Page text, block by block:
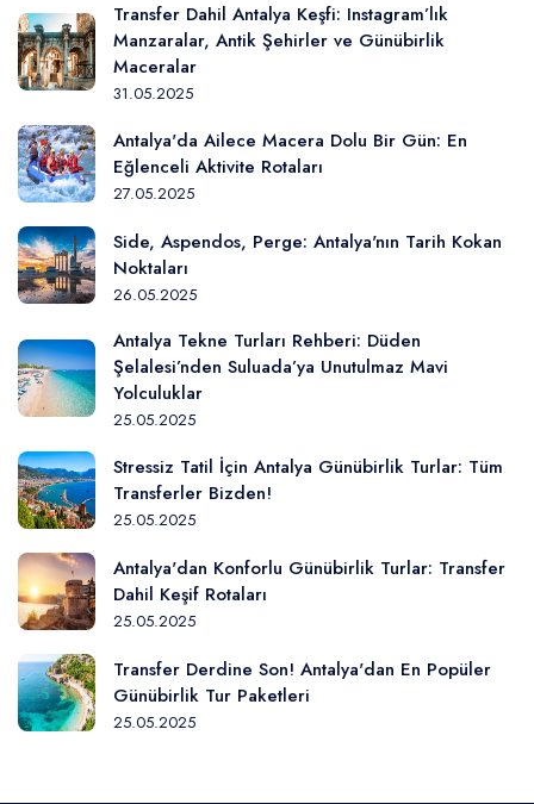
Transfer Dahil Antalya Keşfi: Instagram’lık
Manzaralar, Antik Şehirler ve Günübirlik
Maceralar
31.05.2025
Antalya'da Ailece Macera Dolu Bir Gün: En
Eğlenceli Aktivite Rotaları
27.05.2025
Side, Aspendos, Perge: Antalya'nın Tarih Kokan
Noktaları
26.05.2025
Antalya Tekne Turları Rehberi: Düden
Şelalesi’nden Suluada’ya Unutulmaz Mavi
Yolculuklar
25.05.2025
Stressiz Tatil İçin Antalya Günübirlik Turlar: Tüm
Transferler Bizden!
25.05.2025
Antalya'dan Konforlu Günübirlik Turlar: Transfer
Dahil Keşif Rotaları
25.05.2025
Transfer Derdine Son! Antalya'dan En Popüler
Günübirlik Tur Paketleri
25.05.2025